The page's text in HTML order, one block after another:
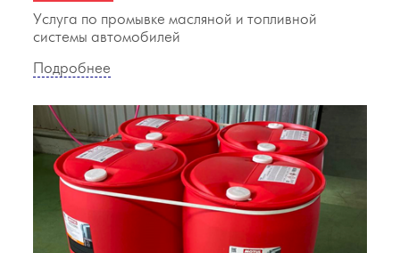
Услуга по промывке масляной и топливной
системы автомобилей
Подробнее